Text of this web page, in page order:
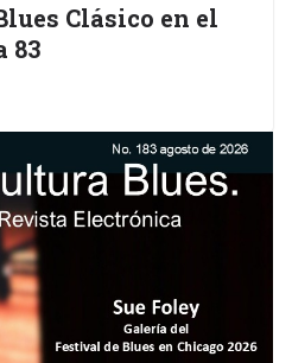
Clásico en el
83